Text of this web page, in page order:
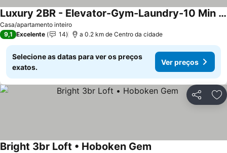
Casa/apartamento inteiro
Luxury 2BR - Elevator-Gym-Laundry-10 Min to NYC
9,1 Excelente 14 a 0.2 km de Centro da cidade
Selecione as datas para ver os preços
exatos.
Ver preços
Partilhar
Bright 3br Loft • Hoboken Gem